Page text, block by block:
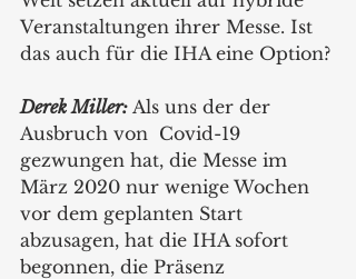
Veranstaltungen ihrer Messe. Ist
das auch für die IHA eine Option?
Derek Miller: Als uns der der
Ausbruch von  Covid-19
gezwungen hat, die Messe im
März 2020 nur wenige Wochen
vor dem geplanten Start
abzusagen, hat die IHA sofort
begonnen, die Präsenz